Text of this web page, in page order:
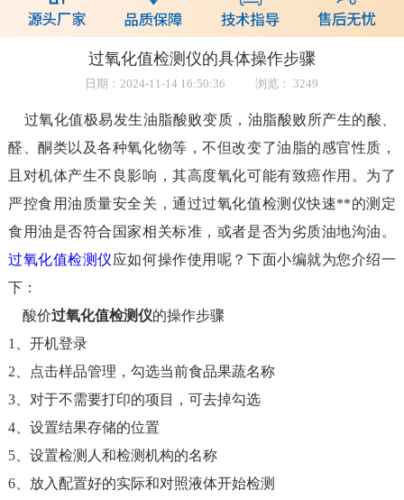
过氧化值检测仪的具体操作步骤
日期：2024-11-14 16:50:36 浏览： 3249
过氧化值极易发生油脂酸败变质，油脂酸败所产生的酸、
醛、酮类以及各种氧化物等，不但改变了油脂的感官性质，
且对机体产生不良影响，其高度氧化可能有致癌作用。为了
严控食用油质量安全关，通过过氧化值检测仪快速**的测定
食用油是否符合国家相关标准，或者是否为劣质油地沟油。
过氧化值检测仪应如何操作使用呢？下面小编就为您介绍一
下：
酸价过氧化值检测仪的操作步骤
1、开机登录
2、点击样品管理，勾选当前食品果蔬名称
3、对于不需要打印的项目，可去掉勾选
4、设置结果存储的位置
5、设置检测人和检测机构的名称
6、放入配置好的实际和对照液体开始检测